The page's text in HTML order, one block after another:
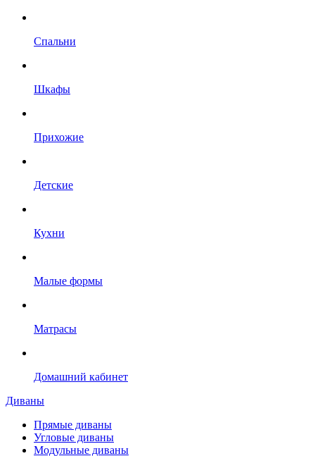
Спальни
Шкафы
Прихожие
Детские
Кухни
Малые формы
Матрасы
Домашний кабинет
Диваны
Прямые диваны
Угловые диваны
Модульные диваны